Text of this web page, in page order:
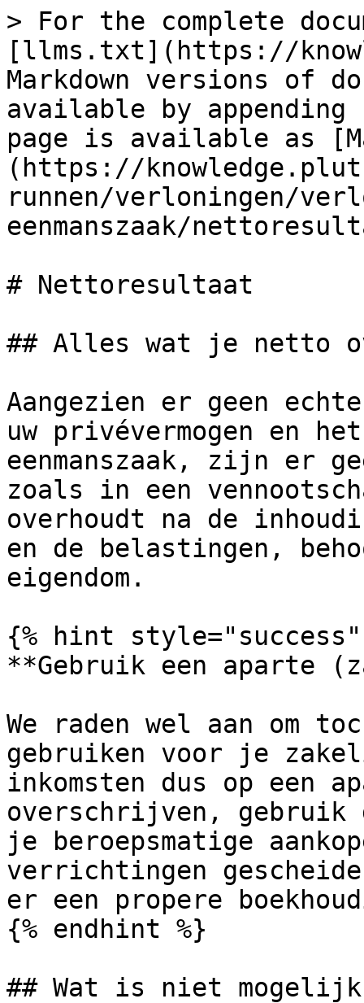
> For the complete
[llms.txt](https://
Markdown versions of
available by
page is available as
(https://
runnen/verloningen/
eenmanszaak/
# Nettoresultaat
## Alles wat je netto
Aangezien er geen
uw privévermogen en
eenmanszaak, zijn er
zoals in een
overhoudt na de
en de belastingen,
eigendom.
{% hint style="success"
**Gebruik een aparte
We raden wel aan om
gebruiken voor je
inkomsten dus op een
overschrijven, gebruik
je beroepsmatige
verrichtingen
er een propere
{% endhint %}
## Wat is niet mogelijk